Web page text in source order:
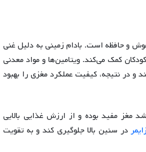
و حافظه است. بادام زمینی به دلیل غنی
کمک می‌کند. ویتامین‌ها و مواد معدنی
و در نتیجه، کیفیت عملکرد مغزی را بهبود
مغز مفید بوده و از ارزش غذایی بالایی
در سنین بالا جلوگیری کند و به تقویت